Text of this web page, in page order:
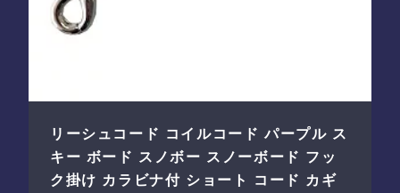
リーシュコード コイルコード パープル ス
キー ボード スノボー スノーボード フッ
ク掛け カラビナ付 ショート コード カギ